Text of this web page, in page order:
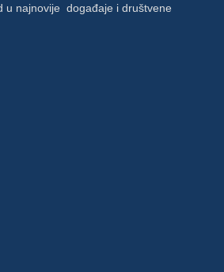
u najnovije događaje i društvene